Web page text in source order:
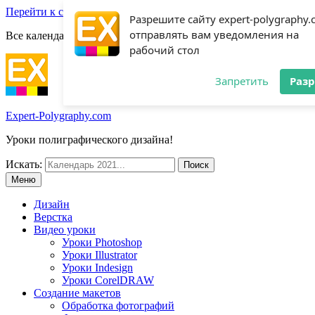
Разрешите сайту expert-
отправлять вам уведомления на
рабочий стол
Запретить
Перейти к содержимому
Все календари 2022: Посмотреть шаблоны!
Expert-Polygraphy.com
Уроки полиграфического дизайна!
Искать:
Меню
Дизайн
Верстка
Видео уроки
Уроки Photoshop
Уроки Illustrator
Уроки Indesign
Уроки CorelDRAW
Создание макетов
Обработка фотографий